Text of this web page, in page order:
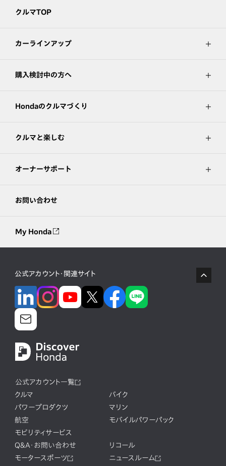
クルマTOP
カーラインアップ
購入検討中の方へ
Hondaのクルマづくり
クルマと楽しむ
オーナーサポート
お問い合わせ
My Honda
公式アカウント・関連サイト
公式アカウント一覧
クルマ
バイク
パワープロダクツ
マリン
航空
モバイルパワーパック
モビリティサービス
Q&A・お問い合わせ
リコール
モータースポーツ
ニュースルーム